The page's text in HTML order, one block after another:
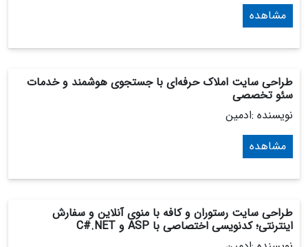
مشاهده
طراحی سایت املاک حرفه‌ای با جستجوی هوشمند و خدمات
سئو تخصصی
نویسنده :ادمین
مشاهده
طراحی سایت رستوران و کافه با منوی آنلاین و سفارش
اینترنتی؛ کدنویسی اختصاصی با ASP و C#.NET